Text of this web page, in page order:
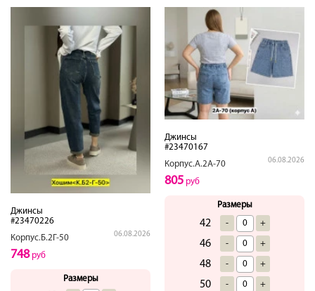
Джинсы
#23470226
Корпус.Б.2Г-50
06.08.2026
748руб
Размеры
Джинсы
#23470167
Корпус.А.2А-70
06.08.2026
805 руб
Размеры
42 - +
46 - +
48 - +
50 - +